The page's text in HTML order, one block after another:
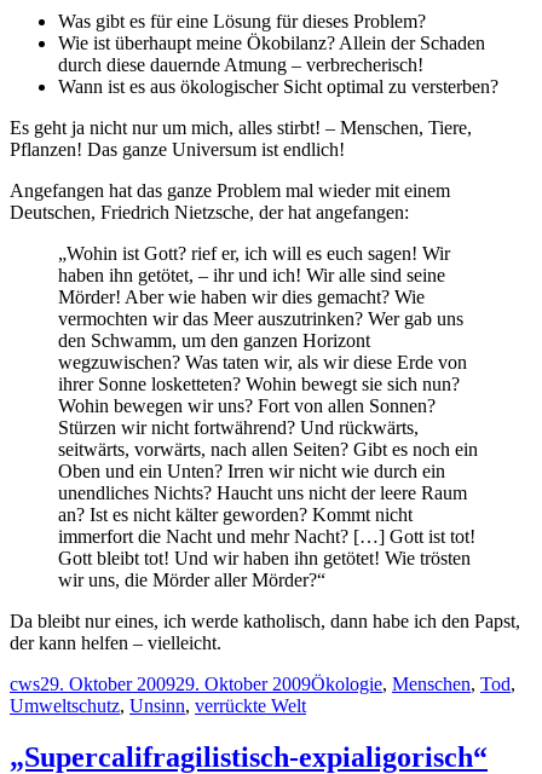
Was gibt es für eine Lösung für dieses Problem?
Wie ist überhaupt meine Ökobilanz? Allein der Schaden
durch diese dauernde Atmung – verbrecherisch!
Wann ist es aus ökologischer Sicht optimal zu versterben?
Es geht ja nicht nur um mich, alles stirbt! – Menschen, Tiere,
Pflanzen! Das ganze Universum ist endlich!
Angefangen hat das ganze Problem mal wieder mit einem
Deutschen, Friedrich Nietzsche, der hat angefangen:
„Wohin ist Gott? rief er, ich will es euch sagen! Wir
haben ihn getötet, – ihr und ich! Wir alle sind seine
Mörder! Aber wie haben wir dies gemacht? Wie
vermochten wir das Meer auszutrinken? Wer gab uns
den Schwamm, um den ganzen Horizont
wegzuwischen? Was taten wir, als wir diese Erde von
ihrer Sonne losketteten? Wohin bewegt sie sich nun?
Wohin bewegen wir uns? Fort von allen Sonnen?
Stürzen wir nicht fortwährend? Und rückwärts,
seitwärts, vorwärts, nach allen Seiten? Gibt es noch ein
Oben und ein Unten? Irren wir nicht wie durch ein
unendliches Nichts? Haucht uns nicht der leere Raum
an? Ist es nicht kälter geworden? Kommt nicht
immerfort die Nacht und mehr Nacht? […] Gott ist tot!
Gott bleibt tot! Und wir haben ihn getötet! Wie trösten
wir uns, die Mörder aller Mörder?“
Da bleibt nur eines, ich werde katholisch, dann habe ich den Papst,
der kann helfen – vielleicht.
Autor
cwsVeröffentlicht
am
29. Oktober 200929. Oktober 2009Schlagwörter
Ökologie, Menschen, Tod,
Umweltschutz, Unsinn, verrückte Welt
„Supercalifragilistisch-expialigorisch“